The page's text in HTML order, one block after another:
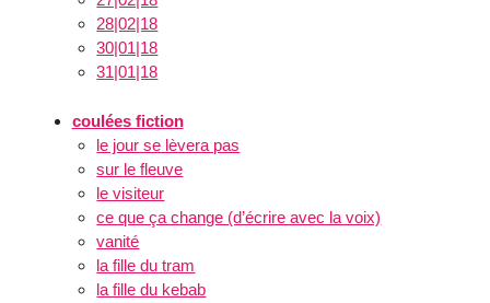
28|02|18
30|01|18
31|01|18
coulées fiction
le jour se lèvera pas
sur le fleuve
le visiteur
ce que ça change (d’écrire avec la voix)
vanité
la fille du tram
la fille du kebab